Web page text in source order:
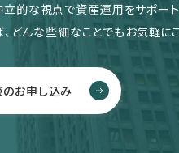
的な視点で資産運用をサポート
んな些細なことでもお気軽に
お申し込み